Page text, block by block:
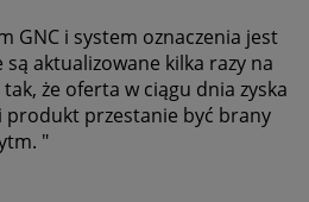
GNC i system oznaczenia jest
aktualizowane kilka razy na
że oferta w ciągu dnia zyska
produkt przestanie być brany
"